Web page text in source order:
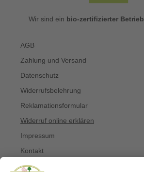
Wir sind ein bio-zertifizierter Betrieb
AGB
Zahlung und Versand
Datenschutz
Widerrufsbelehrung
Reklamationsformular
Widerruf online erklären
Impressum
Kontakt
Über uns